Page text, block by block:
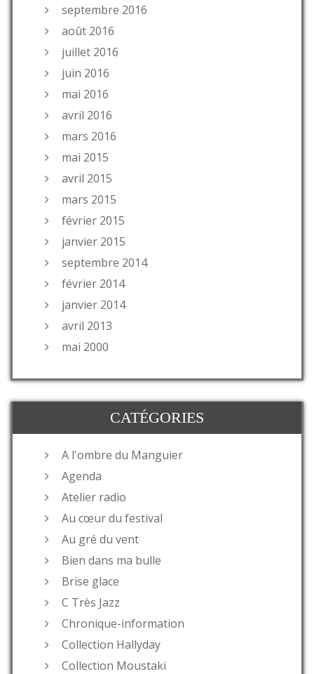
septembre 2016
août 2016
juillet 2016
juin 2016
mai 2016
avril 2016
mars 2016
mai 2015
avril 2015
mars 2015
février 2015
janvier 2015
septembre 2014
février 2014
janvier 2014
avril 2013
mai 2000
CATÉGORIES
A l'ombre du Manguier
Agenda
Atelier radio
Au cœur du festival
Au gré du vent
Bien dans ma bulle
Brise glace
C Très Jazz
Chronique-information
Collection Hallyday
Collection Moustaki